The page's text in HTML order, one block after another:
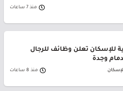
منذ 7 ساعات
للإسكان تعلن وظائف للرجال
وجدة
منذ 8 ساعات